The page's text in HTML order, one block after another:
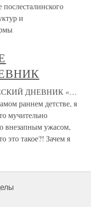
и
ДНЕВНИК «…
раннем детстве, я
мучительно
внезапным ужасом,
это такое?! Зачем я